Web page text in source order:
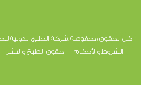
كل الحقوق محفوظة .شركة الخليج الدولية للخدمات (ش.م.ق)
الشروط والأحكام
حقوق الطبع والنشر